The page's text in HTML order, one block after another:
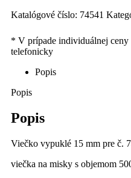
Katalógové číslo: 74541
Popis
Popis
Popis
Viečko vypuklé 15 mm pre č.
viečka na misky s objemom